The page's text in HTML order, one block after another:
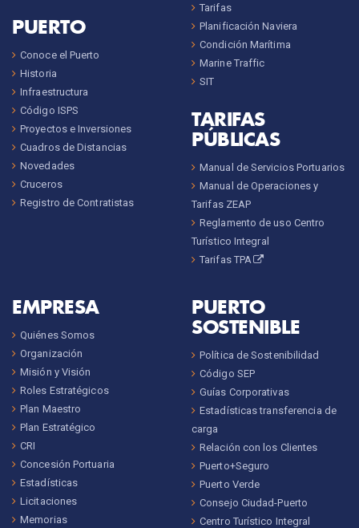
PUERTO
Conoce el Puerto
Historia
Infraestructura
Código ISPS
Proyectos e Inversiones
Cuadros de Distancias
Novedades
Cruceros
Registro de Contratistas
Tarifas
Planificación Naviera
Condición Marítima
Marine Traffic
SIT
TARIFAS
PÚBLICAS
Manual de Servicios Portuarios
Manual de Operaciones y
Tarifas ZEAP
Reglamento de uso Centro
Turístico Integral
Tarifas TPA
EMPRESA
Quiénes Somos
Organización
Misión y Visión
Roles Estratégicos
Plan Maestro
Plan Estratégico
CRI
Concesión Portuaria
Estadísticas
Licitaciones
Memorias
PUERTO
SOSTENIBLE
Política de Sostenibilidad
Código SEP
Guías Corporativas
Estadísticas transferencia de
carga
Relación con los Clientes
Puerto+Seguro
Puerto Verde
Consejo Ciudad-Puerto
Centro Turístico Integral